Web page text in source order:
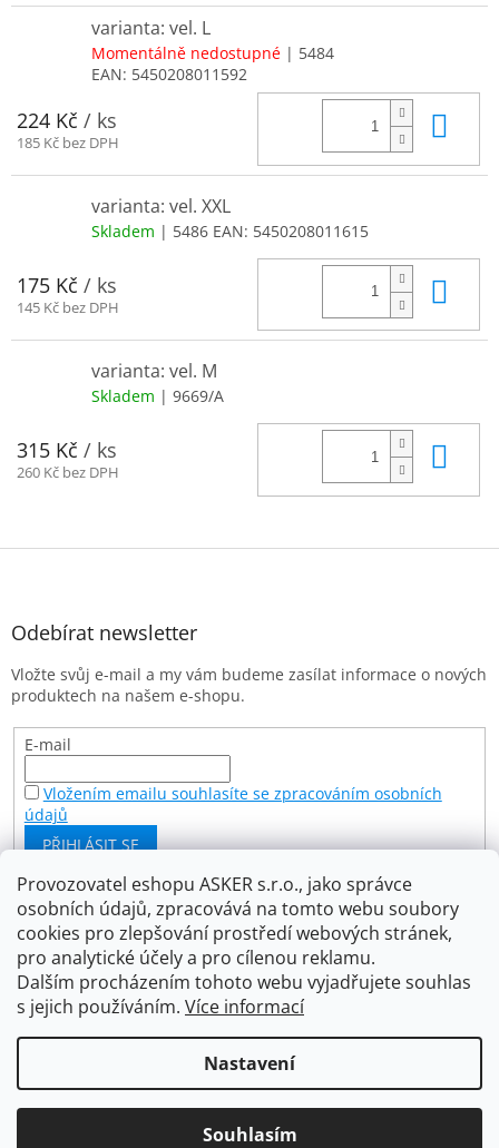
Provozovatel eshopu ASKER s.r.o., jako správce
osobních údajů, zpracovává na tomto webu soubory
cookies pro zlepšování prostředí webových stránek,
pro analytické účely a pro cílenou reklamu.
Dalším procházením tohoto webu vyjadřujete souhlas
s jejich používáním. Více informací
Nastavení
Souhlasím
varianta: vel. L
Momentálně nedostupné | 5484
EAN: 5450208011592
224 Kč / ks
185 Kč bez DPH
varianta: vel. XXL
Skladem | 5486 EAN: 5450208011615
175 Kč / ks
145 Kč bez DPH
varianta: vel. M
Skladem | 9669/A
315 Kč / ks
260 Kč bez DPH
Z
Odebírat newsletter
Vložte svůj e-mail a my vám budeme zasílat informace o nových
produktech na našem e-shopu.
E-mail
Vložením emailu souhlasíte se zpracováním osobních
údajů
PŘIHLÁSIT SE
Facebook
Copyright 2026Asker s.r.o.. Všechna práva vyhrazena.
Upravit nastavení cookies